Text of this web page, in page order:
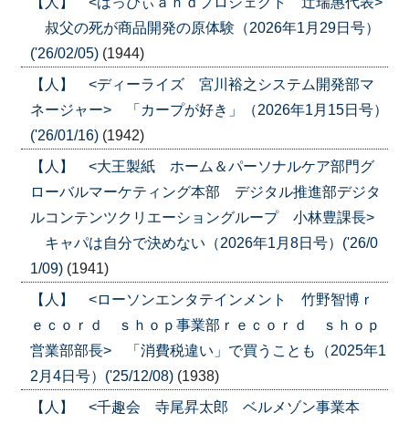
叔父の死が商品開発の原体験（2026年1月29日号）
('26/02/05) (1944)
【人】 <ディーライズ 宮川裕之システム開発部マ
ネージャー> 「カープが好き」（2026年1月15日号）
('26/01/16) (1942)
【人】 <大王製紙 ホーム＆パーソナルケア部門グ
ローバルマーケティング本部 デジタル推進部デジタ
ルコンテンツクリエーショングループ 小林豊課長>
キャパは自分で決めない（2026年1月8日号）('26/0
1/09) (1941)
【人】 <ローソンエンタテインメント 竹野智博ｒ
ｅｃｏｒｄ ｓｈｏｐ事業部ｒｅｃｏｒｄ ｓｈｏｐ
営業部部長> 「消費税違い」で買うことも（2025年1
2月4日号）('25/12/08) (1938)
【人】 <千趣会 寺尾昇太郎 ベルメゾン事業本